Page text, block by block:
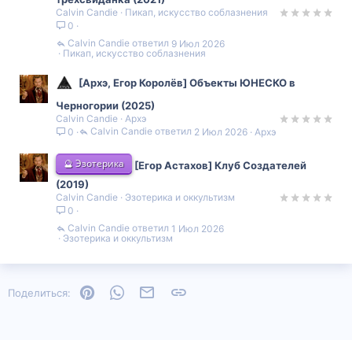
Calvin Candie
Пикап, искусство соблазнения
0
Пикап, искусство соблазнения
9 Июл 2026
Calvin Candie
[Архэ, Егор Королёв] Объекты ЮНЕСКО в
Черногории (2025)
Calvin Candie
Архэ
0
Архэ
2 Июл 2026
Calvin Candie
🔮 Эзотерика
[Егор Астахов] Клуб Создателей
(2019)
Calvin Candie
Эзотерика и оккультизм
0
Эзотерика и оккультизм
1 Июл 2026
Calvin Candie
Поделиться: PinterestWhatsAppЭлектронная почта